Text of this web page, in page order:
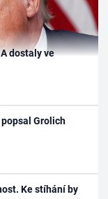
dostaly ve
Grolich
Ke stíhání by